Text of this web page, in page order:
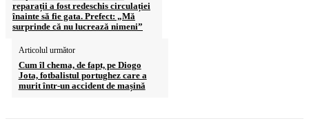
reparații a fost redeschis circulației
înainte să fie gata. Prefect: „Mă
surprinde că nu lucrează nimeni”
Articolul următor
Cum îl chema, de fapt, pe Diogo
Jota, fotbalistul portughez care a
murit într-un accident de mașină